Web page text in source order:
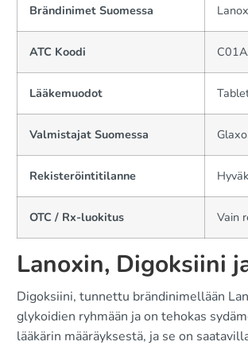
Brändinimet Suomessa
ATC Koodi
Lääkemuodot
Valmistajat Suomessa
Rekisteröintitilanne
OTC / Rx-luokitus Vain
Lanoxin, Digoksiini
Digoksiini, tunnettu brändinimellään
glykoidien ryhmään ja on tehokas
lääkärin määräyksestä, ja se on